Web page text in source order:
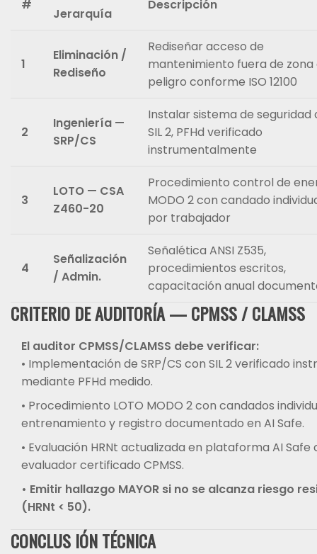
#
Jerarquía
Descripción
1
Eliminación /
Rediseño
Rediseñar acceso de
mantenimiento fuera de zona
peligro conforme ISO 12100
2
Ingeniería —
SRP/CS
Instalar sistema de seguridad
SIL 2, PFHd verificado
instrumentalmente
3
LOTO — CSA
Z460-20
Procedimiento control de
MODO 2 con candado
por trabajador
4
Señalización
/ Admin.
Señalética ANSI Z535,
procedimientos escritos,
capacitación anual
CRITERIO DE AUDITORÍA — CPMSS / CLAMSS
El auditor CPMSS/CLAMSS debe verificar:
• Implementación de SRP/CS con SIL 2 verificado
mediante PFHd medido.
• Procedimiento LOTO MODO 2 con candados
entrenamiento y registro documentado en AI Safe.
• Evaluación HRNt actualizada en plataforma AI
evaluador certificado CPMSS.
• Emitir hallazgo MAYOR si no se alcanza riesgo
(HRNt < 50).
CONCLUS IÓN TÉCNICA